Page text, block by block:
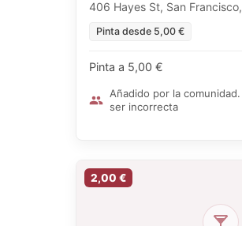
406 Hayes St, San
Pinta desde 5,00 €
Pinta a 5,00 €
Añadido por la
ser incorrecta
2,00 €